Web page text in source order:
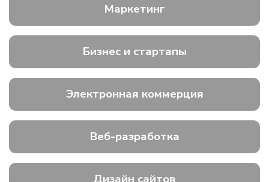
Маркетинг
Бизнес и стартапы
Электронная коммерция
Веб-разработка
Дизайн сайтов